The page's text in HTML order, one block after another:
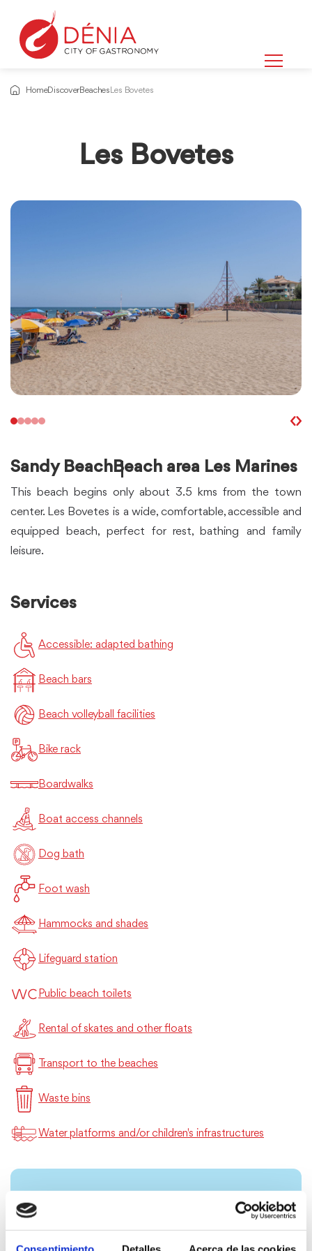
HomeDiscoverBeaches Les Bovetes
Les Bovetes
Sandy BeachBeach area Les Marines
This beach begins only about 3.5 kms from the town
center. Les Bovetes is a wide, comfortable, accessible and
equipped beach, perfect for rest, bathing and family
leisure.
Services
Accessible: adapted bathing
Beach bars
Beach volleyball facilities
Bike rack
Boardwalks
Boat access channels
Dog bath
Foot wash
Hammocks and shades
Lifeguard station
Public beach toilets
Rental of skates and other floats
Transport to the beaches
Waste bins
Water platforms and/or children's infrastructures